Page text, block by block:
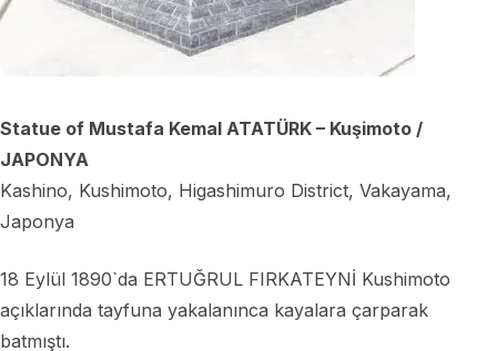
Statue of Mustafa Kemal ATATÜRK – Kuşimoto /
JAPONYA
Kashino, Kushimoto, Higashimuro District, Vakayama,
Japonya
18 Eylül 1890`da ERTUĞRUL FIRKATEYNİ Kushimoto
açıklarında tayfuna yakalanınca kayalara çarparak
batmıştı.